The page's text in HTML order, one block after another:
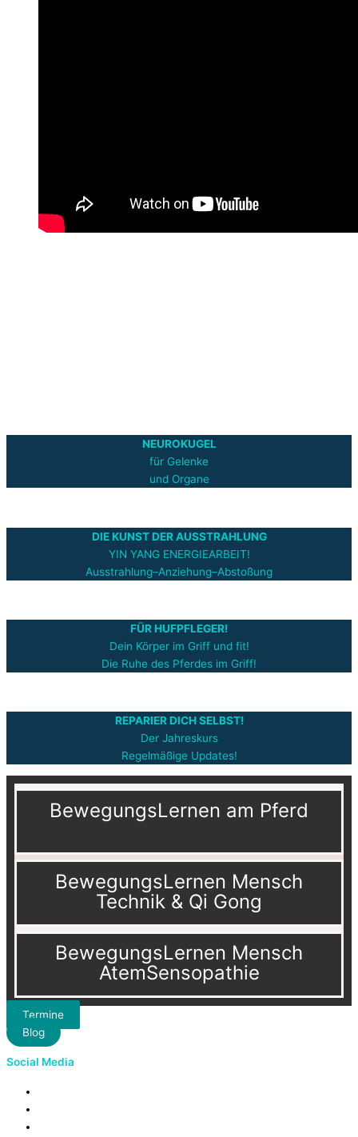
NEUROKUGEL
für Gelenke
und Organe
DIE KUNST DER AUSSTRAHLUNG
YIN YANG ENERGIEARBEIT!
Ausstrahlung–Anziehung–Abstoßung
FÜR HUFPFLEGER!
Dein Körper im Griff und fit!
Die Ruhe des Pferdes im Griff!
REPARIER DICH SELBST!
Der Jahreskurs
Regelmäßige Updates!
BewegungsLernen am Pferd
BewegungsLernen Mensch
Technik & Qi Gong
BewegungsLernen Mensch
AtemSensopathie
Termine
Blog
Social Media